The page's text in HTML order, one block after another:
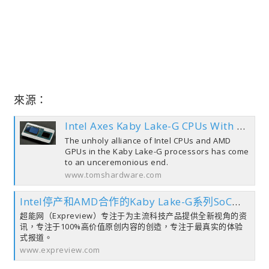
來源：
Intel Axes Kaby Lake-G CPUs With AMD's Radeon Vega Graphics (Intel's Response Added)
The unholy alliance of Intel CPUs and AMD
GPUs in the Kaby Lake-G processors has come
to an unceremonious end.
www.tomshardware.com
Intel停产和AMD合作的Kaby Lake-G系列SoC：很难再有下一次合作了 – 超能网
超能网（Expreview）专注于为主流科技产品提供全新视角的资
讯，专注于100%高价值原创内容的创造，专注于最真实的体验
式报道。
www.expreview.com